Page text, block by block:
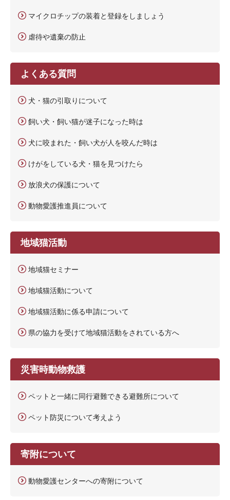
マイクロチップの装着と登録をしましょう
虐待や遺棄の防止
よくある質問
犬・猫の引取りについて
飼い犬・飼い猫が迷子になった時は
犬に咬まれた・飼い犬が人を咬んだ時は
けがをしている犬・猫を見つけたら
放浪犬の保護について
動物愛護推進員について
地域猫活動
地域猫セミナー
地域猫活動について
地域猫活動に係る申請について
県の協力を受けて地域猫活動をされている方へ
災害時動物救護
ペットと一緒に同行避難できる避難所について
ペット防災について考えよう
寄附について
動物愛護センターへの寄附について